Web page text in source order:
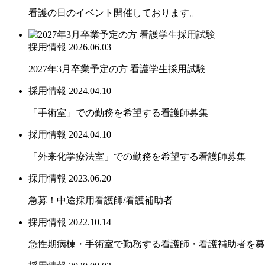
看護の日のイベント開催しております。
採用情報 2026.06.03
2027年3月卒業予定の方 看護学生採用試験
採用情報 2024.04.10
「手術室」での勤務を希望する看護師募集
採用情報 2024.04.10
「外来化学療法室」での勤務を希望する看護師募集
採用情報 2023.06.20
急募！中途採用看護師/看護補助者
採用情報 2022.10.14
急性期病棟・手術室で勤務する看護師・看護補助者を